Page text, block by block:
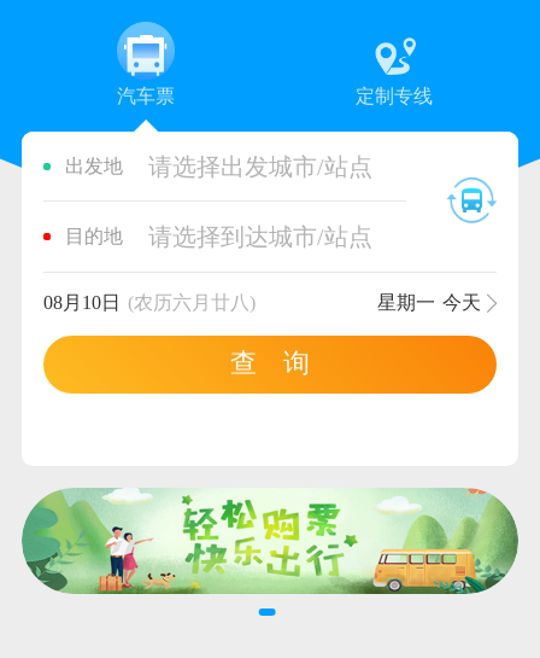
汽车票 定制专线
出发地 请选择出发城市/站点
目的地 请选择到达城市/站点
08月10日 (农历六月廿八) 星期一 今天
查 询